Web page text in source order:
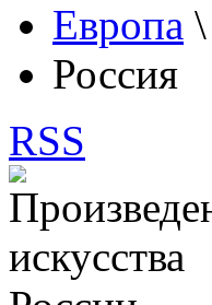
Европа \
Россия
RSS